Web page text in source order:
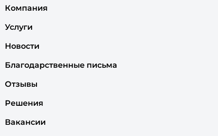
Компания
Услуги
Новости
Благодарственные письма
Отзывы
Решения
Вакансии